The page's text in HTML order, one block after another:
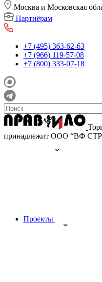
Москва и Московская
Партнёрам
+7 (495) 363-62-63
+7 (966) 119-57-08
+7 (800) 333-07-18
принадлежит ООО “ВФ
Проекты